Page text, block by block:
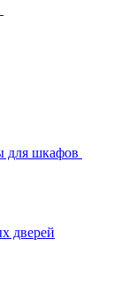
для шкафов
дверей